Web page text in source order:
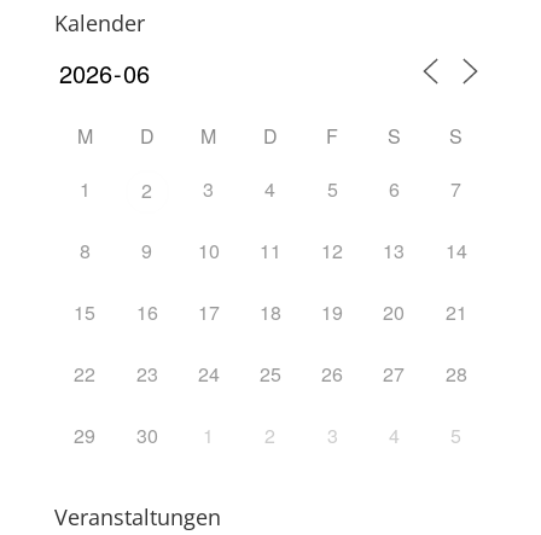
Kalender
M D M D F S
S
1
2 3 4 5 6 7
8 9 10 11 12 13 14
15 16 17 18 19 20 21
22 23 24 25 26 27 28
29 30 1 2 3 4 5
Veranstaltungen